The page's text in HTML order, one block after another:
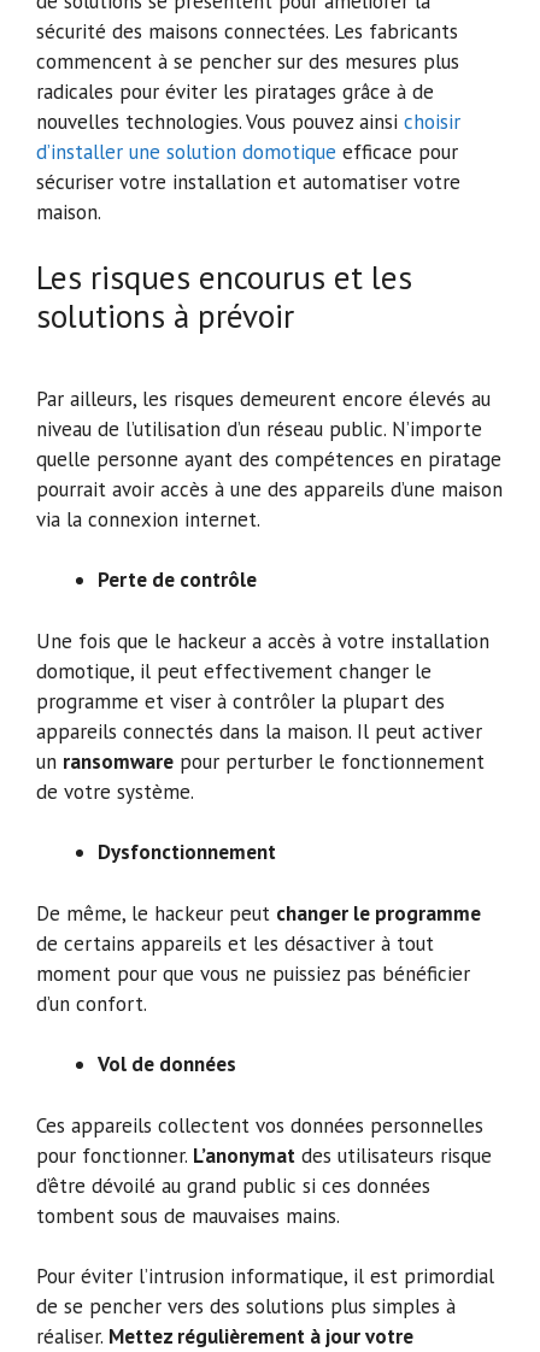
sécurité des maisons connectées. Les fabricants
commencent à se pencher sur des mesures plus
radicales pour éviter les piratages grâce à de
nouvelles technologies. Vous pouvez ainsi choisir
d’installer une solution domotique efficace pour
sécuriser votre installation et automatiser votre
maison.
Les risques encourus et les
solutions à prévoir
Par ailleurs, les risques demeurent encore élevés au
niveau de l’utilisation d’un réseau public. N’importe
quelle personne ayant des compétences en piratage
pourrait avoir accès à une des appareils d’une maison
via la connexion internet.
Perte de contrôle
Une fois que le hackeur a accès à votre installation
domotique, il peut effectivement changer le
programme et viser à contrôler la plupart des
appareils connectés dans la maison. Il peut activer
un ransomware pour perturber le fonctionnement
de votre système.
Dysfonctionnement
De même, le hackeur peut changer le programme
de certains appareils et les désactiver à tout
moment pour que vous ne puissiez pas bénéficier
d’un confort.
Vol de données
Ces appareils collectent vos données personnelles
pour fonctionner. L’anonymat des utilisateurs risque
d’être dévoilé au grand public si ces données
tombent sous de mauvaises mains.
Pour éviter l’intrusion informatique, il est primordial
de se pencher vers des solutions plus simples à
réaliser. Mettez régulièrement à jour votre